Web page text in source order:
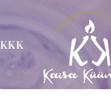
KKK